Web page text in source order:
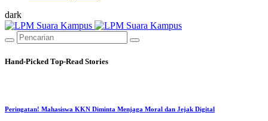
dark
Hand-Picked Top-Read Stories
Peringatan! Mahasiswa KKN Diminta Menjaga Moral dan Jejak Digital